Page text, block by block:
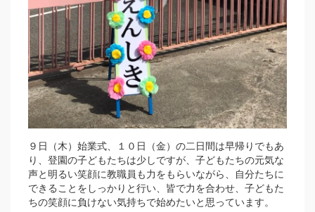
９日（木）始業式、１０日（金）の二日間は早帰りでもあ
り、登園の子どもたちは少しですが、子どもたちの元気な
声と明るい笑顔に教職員も力をもらいながら、自分たちに
できることをしっかりと行い、皆で力を合わせ、子どもた
ちの笑顔に負けない気持ちで始めたいと思っています。